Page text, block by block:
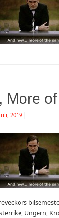
More
2019
Ungern,